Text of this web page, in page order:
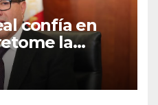
confía en
la
el
el